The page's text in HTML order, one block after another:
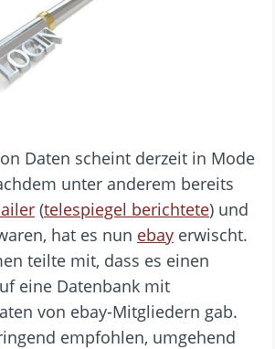
Daten scheint derzeit in Mode
unter anderem bereits
(telespiegel berichtete) und
hat es nun ebay erwischt.
teilte mit, dass es einen
eine Datenbank mit
von ebay-Mitgliedern gab.
empfohlen, umgehend